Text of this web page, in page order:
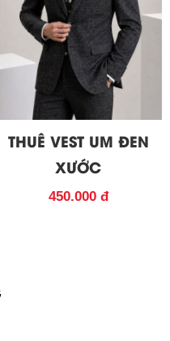
THUÊ VEST UM ĐEN
XƯỚC
450.000 đ